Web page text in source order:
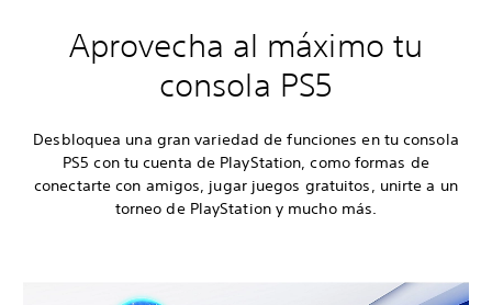
Aprovecha al máximo tu
consola PS5
Desbloquea una gran variedad de funciones en tu consola
PS5 con tu cuenta de PlayStation, como formas de
conectarte con amigos, jugar juegos gratuitos, unirte a un
torneo de PlayStation y mucho más.